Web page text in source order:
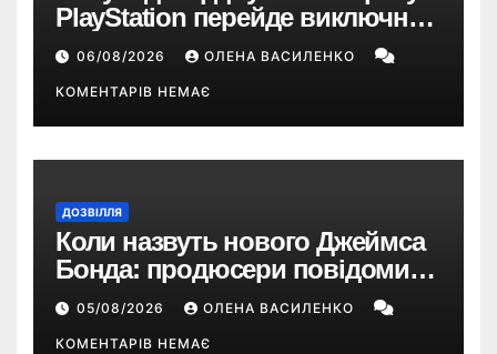
PlayStation перейде виключно
на цифрові ігри
06/08/2026 ОЛЕНА ВАСИЛЕНКО
КОМЕНТАРІВ НЕМАЄ
ДОЗВІЛЛЯ
Коли назвуть нового Джеймса
Бонда: продюсери повідомили
про терміни кастингу
05/08/2026 ОЛЕНА ВАСИЛЕНКО
КОМЕНТАРІВ НЕМАЄ